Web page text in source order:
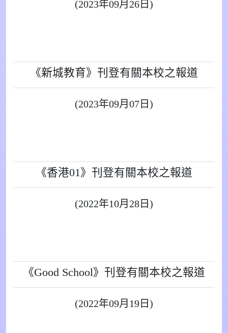
(2023年09月26日)
《新城教育》刊登有關本校之報道
(2023年09月07日)
《香港01》刊登有關本校之報道
(2022年10月28日)
《Good School》刊登有關本校之報道
(2022年09月19日)